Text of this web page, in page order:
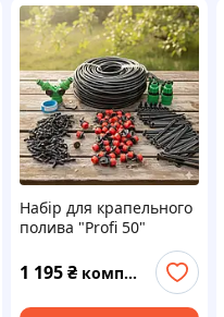
Набір для крапельного
полива "Profi 50"
1 195₴ комплект